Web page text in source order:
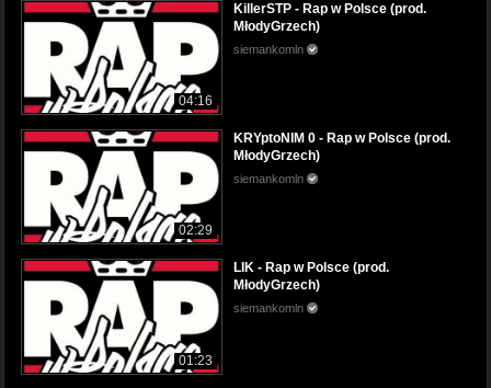
04:16
KillerSTP - Rap w Polsce (prod.
MłodyGrzech)
siemankomln
02:29
KRYptoNIM 0 - Rap w Polsce (prod.
MłodyGrzech)
siemankomln
01:23
LIK - Rap w Polsce (prod.
MłodyGrzech)
siemankomln